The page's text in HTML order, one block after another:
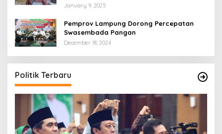
January 9, 2025
Pemprov Lampung Dorong Percepatan
Swasembada Pangan
December 18, 2024
Politik Terbaru